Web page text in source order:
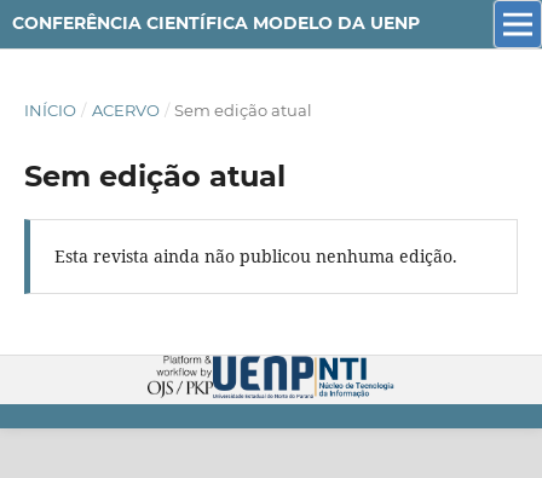
CONFERÊNCIA CIENTÍFICA MODELO DA UENP
INÍCIO / ACERVO / Sem edição atual
Sem edição atual
Esta revista ainda não publicou nenhuma edição.